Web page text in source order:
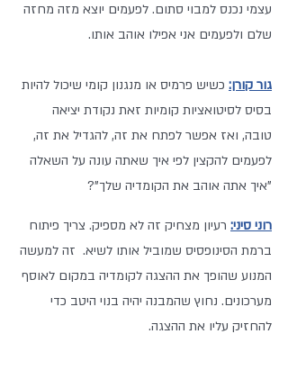
עצמי נכנס למבוי סתום. לפעמים יוצא מזה מחזה
שלם ולפעמים אני אפילו אוהב אותו.
גור קורן: כשיש פרמיס או מנגנון קומי שיכול להיות
בסיס לסיטואציות קומיות זאת נקודת יציאה
טובה, ואז אפשר לפתח את זה, להגדיל את זה,
לפעמים להקצין לפי איך שאתה עונה על השאלה
"איך אתה אוהב את הקומדיה שלך"?
רוני סיני: רעיון מצחיק זה לא מספיק. צריך פיתוח
ברמת הסינופסיס שמוביל אותו לשיא.  זה למעשה
המנוע שהופך את ההצגה לקומדיה במקום לאוסף
מערכונים. נחוץ שהמבנה יהיה בנוי היטב כדי
להחזיק עליו את ההצגה.